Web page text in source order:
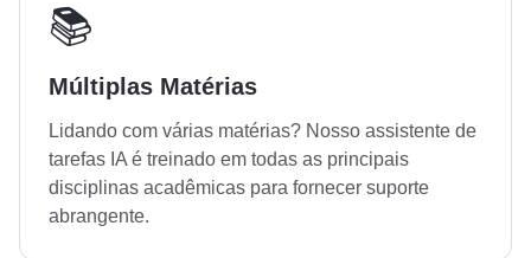
📚
Múltiplas Matérias
Lidando com várias matérias? Nosso assistente de
tarefas IA é treinado em todas as principais
disciplinas acadêmicas para fornecer suporte
abrangente.